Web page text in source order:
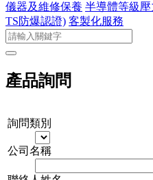
儀器及維修保養 半導體等級
TS防爆認證) 客製化服務
產品詢問
詢問類別
公司名稱